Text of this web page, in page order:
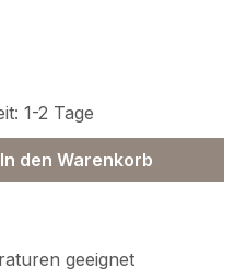
1-2 Tage
den
In den Warenkorb
geeignet